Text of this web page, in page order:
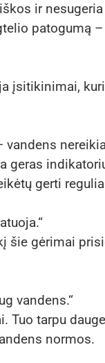
ir
patogumą
įsitikinimai,
geras
gerti
šie gėrimai
vandens.“
Tuo tarpu
normos.